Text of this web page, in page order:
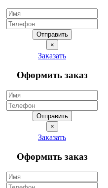
Отправить
×
Заказать
Оформить заказ
Отправить
×
Заказать
Оформить заказ